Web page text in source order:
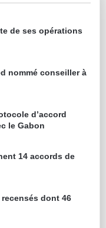
de ses opérations
nommé conseiller à
d’accord
le Gabon
14 accords de
dont 46